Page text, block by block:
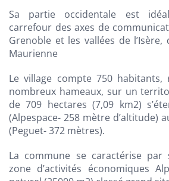
Sa partie occidentale est
carrefour des axes de
Grenoble et les vallées de
Maurienne
Le village compte 750 habitants,
nombreux hameaux, sur un
de 709 hectares (7,09 km2)
(Alpespace- 258 mètre d’altitude)
(Peguet- 372 mètres).
La commune se caractérise par
zone d’activités économiques